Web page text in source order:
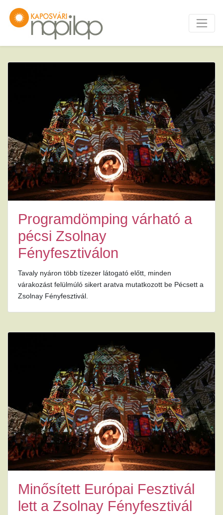
Programdömping várható a
pécsi Zsolnay
Fényfesztiválon
Tavaly nyáron több tízezer látogató előtt, minden
várakozást felülmúló sikert aratva mutatkozott be Pécsett a
Zsolnay Fényfesztivál.
Minősített Európai Fesztivál
lett a Zsolnay Fényfesztivál